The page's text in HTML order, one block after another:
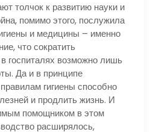
толчок к развитию науки и
помимо этого, послужила
и медицины – именно
что сократить
госпиталях возможно лишь
Да и в принципе
гигиены способно
и продлить жизнь. И
помощником в этом
расширялось,